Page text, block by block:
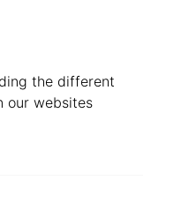
the different
our websites